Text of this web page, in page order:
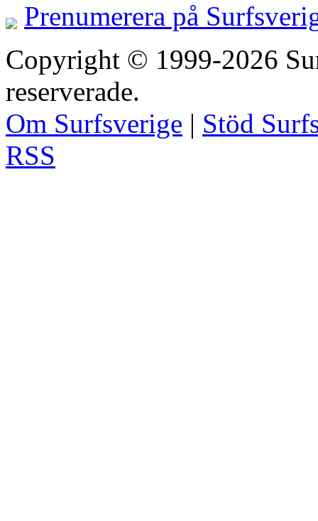
Prenumerera på
Copyright © 1999-2026
reserverade.
Om Surfsverige | Stöd
RSS